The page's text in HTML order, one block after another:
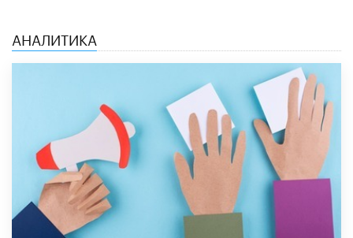
АНАЛИТИКА